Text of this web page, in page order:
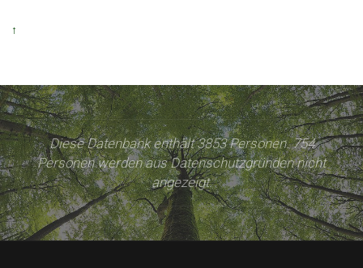
↑
Diese Datenbank enthält 3853 Personen. 754
Personen werden aus Datenschutzgründen nicht
angezeigt.